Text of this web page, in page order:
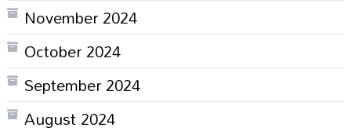
November 2024
October 2024
September 2024
August 2024